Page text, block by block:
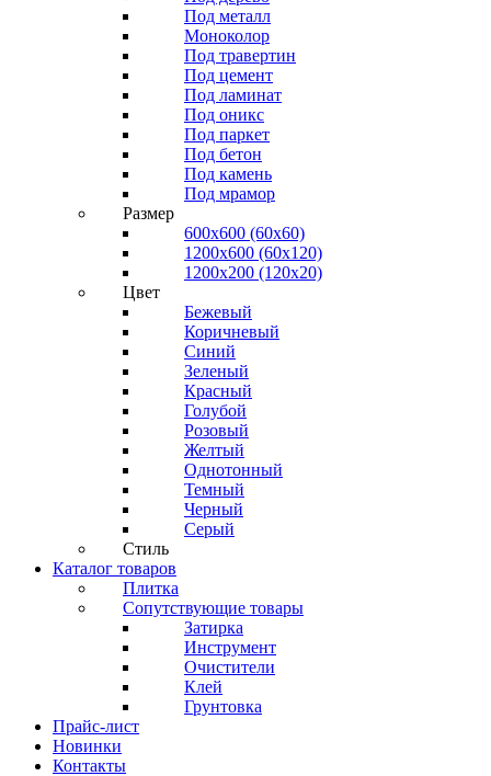
Под металл
Моноколор
Под травертин
Под цемент
Под ламинат
Под оникс
Под паркет
Под бетон
Под камень
Под мрамор
Размер
600х600 (60х60)
1200х600 (60х120)
1200х200 (120x20)
Цвет
Бежевый
Коричневый
Синий
Зеленый
Красный
Голубой
Розовый
Желтый
Однотонный
Темный
Черный
Серый
Стиль
Каталог товаров
Плитка
Сопутствующие товары
Затирка
Инструмент
Очистители
Клей
Грунтовка
Прайс-лист
Новинки
Контакты